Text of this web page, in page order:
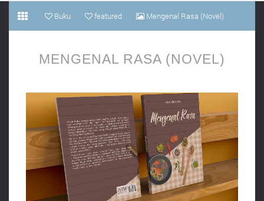
Buku featured Mengenal Rasa (Novel)
MENGENAL RASA (NOVEL)